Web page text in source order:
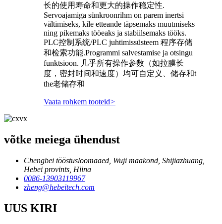
长的使用寿命和更大的操作稳定性.
Servoajamiga sünkroonrihm on parem inertsi
vältimiseks, kile etteande täpsemaks muutmiseks
ning pikemaks tööeaks ja stabiilsemaks tööks.
PLC控制系统/PLC juhtimissüsteem 程序存储
和检索功能.Programmi salvestamise ja otsingu
funktsioon. 几乎所有操作参数（如拉膜长
度，密封时间和速度）均可自定义、储存和t
the老储存和
Vaata rohkem tooteid>
võtke meiega ühendust
Chengbei tööstusloomaaed, Wuji maakond, Shijiazhuang,
Hebei provints, Hiina
0086-13903119967
zheng@hebeitech.com
UUS KIRI